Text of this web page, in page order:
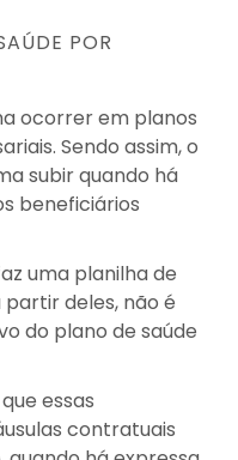
POR
ocorrer em planos
Sendo assim, o
subir quando há
beneficiários
uma planilha de
deles, não é
do plano de saúde
essas
contratuais